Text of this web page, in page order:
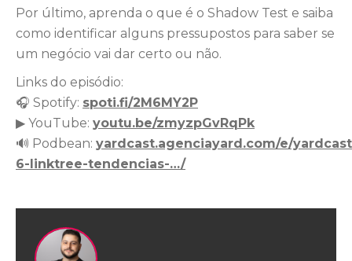
Por último, aprenda o que é o Shadow Test e saiba
como identificar alguns pressupostos para saber se
um negócio vai dar certo ou não.
Links do episódio:
🎧 Spotify: spoti.fi/2M6MY2P
▶ YouTube: youtu.be/zmyzpGvRqPk
🔊 Podbean: yardcast.agenciayard.com/e/
6-linktree-tendencias-…/